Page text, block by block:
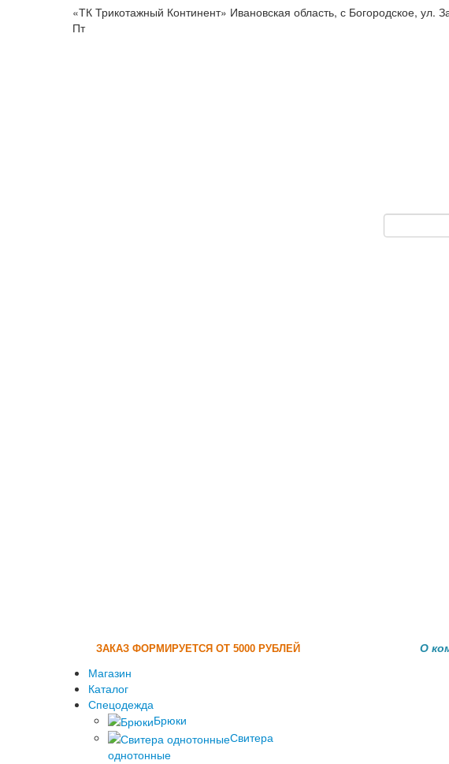
«ТК Трикотажный Континент» Ивановская область, с
Пт
ЗАКАЗ ФОРМИРУЕТСЯ ОТ 5000 РУБЛЕЙ О
Магазин
Каталог
Спецодежда
Брюки
Свитера
однотонные